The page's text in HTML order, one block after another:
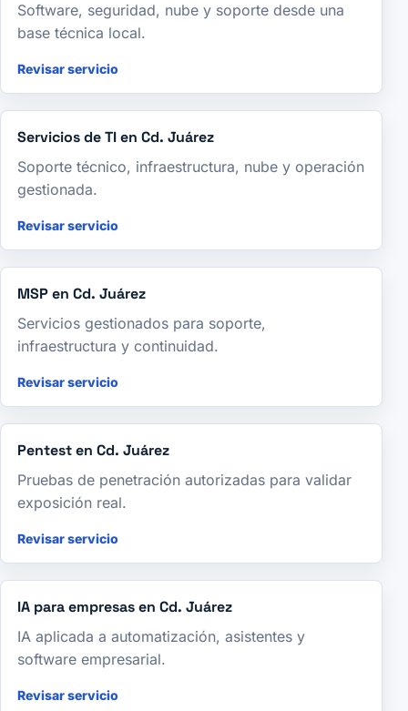
Software, seguridad, nube y soporte desde una
base técnica local.
Revisar servicio
Servicios de TI en Cd. Juárez
Soporte técnico, infraestructura, nube y operación
gestionada.
Revisar servicio
MSP en Cd. Juárez
Servicios gestionados para soporte,
infraestructura y continuidad.
Revisar servicio
Pentest en Cd. Juárez
Pruebas de penetración autorizadas para validar
exposición real.
Revisar servicio
IA para empresas en Cd. Juárez
IA aplicada a automatización, asistentes y
software empresarial.
Revisar servicio